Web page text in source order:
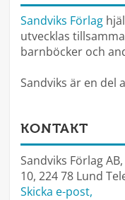
Sandviks Förlag
utvecklas
barnböcker och
Sandviks är en del
KONTAKT
Sandviks Förlag
10, 224 78 Lund
Skicka e-post,